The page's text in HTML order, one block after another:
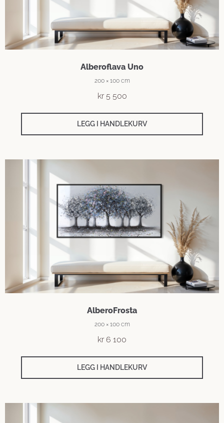
Alberoflava Uno
200 × 100 cm
kr5 500
LEGG I HANDLEKURV
AlberoFrosta
200 × 100 cm
kr6 100
LEGG I HANDLEKURV